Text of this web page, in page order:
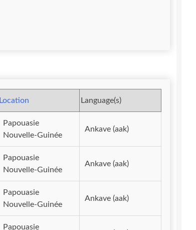
Location Language(s)
Papouasie
Nouvelle-Guinée
Ankave (aak)
Papouasie
Nouvelle-Guinée
Ankave (aak)
Papouasie
Nouvelle-Guinée
Ankave (aak)
Papouasie